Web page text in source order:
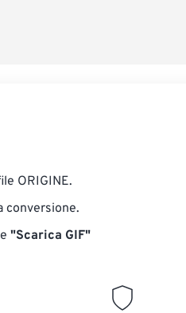
ORIGINE.
conversione.
"Scarica GIF"